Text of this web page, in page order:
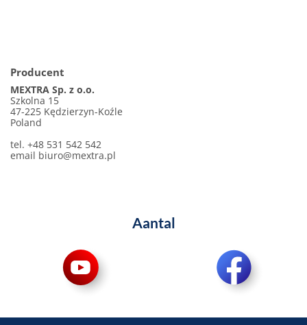
Producent
MEXTRA Sp. z o.o.
Szkolna 15
47-225 Kędzierzyn-Koźle
Poland
tel. +48 531 542 542
email biuro@mextra.pl
Aantal